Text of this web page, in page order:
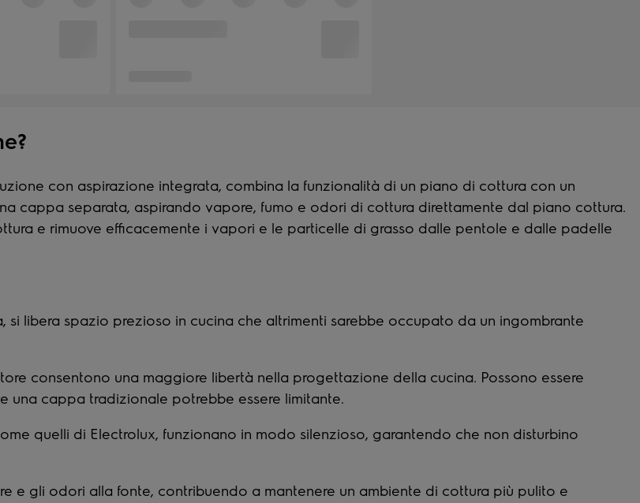
con aspirazione integrata, combina la funzionalità di un piano di cottura con un
cappa separata, aspirando vapore, fumo e odori di cottura direttamente dal piano cottura.
e rimuove efficacemente i vapori e le particelle di grasso dalle pentole e dalle padelle
libera spazio prezioso in cucina che altrimenti sarebbe occupato da un ingombrante
consentono una maggiore libertà nella progettazione della cucina. Possono essere
una cappa tradizionale potrebbe essere limitante.
quelli di Electrolux, funzionano in modo silenzioso, garantendo che non disturbino
e gli odori alla fonte, contribuendo a mantenere un ambiente di cottura più pulito e